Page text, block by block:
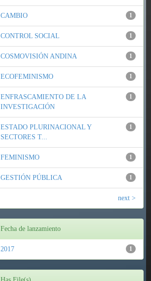
1
CAMBIO
1
CONTROL SOCIAL
1
COSMOVISIÓN ANDINA
1
ECOFEMINISMO
1
ENFRASCAMIENTO DE LA
INVESTIGACIÓN
1
ESTADO PLURINACIONAL Y
SECTORES T...
1
FEMINISMO
1
GESTIÓN PÚBLICA
next >
Fecha de lanzamiento
1
2017